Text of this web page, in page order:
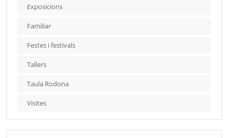
Exposicions
Familiar
Festes i festivals
Tallers
Taula Rodona
Visites